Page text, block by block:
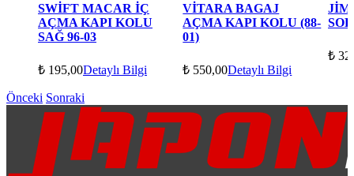
SWİFT MACAR İÇ
AÇMA KAPI KOLU
SAĞ 96-03
₺ 195,00Detaylı Bilgi
VİTARA BAGAJ
AÇMA KAPI KOLU (88-
01)
₺ 550,00Detaylı Bilgi
₺
Önceki Sonraki